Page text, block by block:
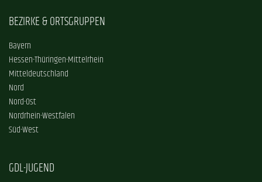
BEZIRKE & ORTSGRUPPEN
Bayern
Hessen-Thüringen-Mittelrhein
Mitteldeutschland
Nord
Nord-Ost
Nordrhein-Westfalen
Süd-West
GDL-JUGEND